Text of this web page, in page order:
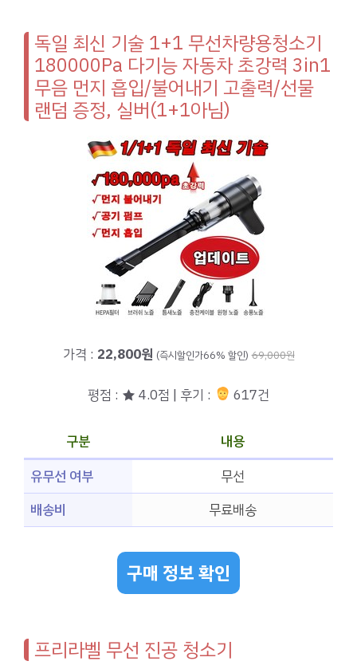
독일 최신 기술 1+1 무선차량용청소기
180000Pa 다기능 자동차 초강력 3in1
무음 먼지 흡입/불어내기 고출력/선물
랜덤 증정, 실버(1+1아님)
가격 : 22,800원 (즉시할인가66% 할인) 69,000원
평점 : ★ 4.0점 | 후기 : 617건
구분
내용
유무선 여부
무선
배송비
무료배송
구매 정보 확인
프리라벨 무선 진공 청소기